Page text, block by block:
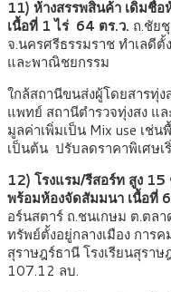
11) ห้างสรรพสินค้า เดิมชื่
เนื้อที่ 1 ไร่ 64 ตร.ว. ถ.ชัย
จ.นครศรีธรรมราช ทำเลดีตั้
และพาณิชยกรรม
ใกล้สถานีขนส่งผู้โดยสารทุ่ง
แพทย์ สถานีตำรวจทุ่งสง แล
มูลค่าเพิ่มเป็น Mix use เช่
เป็นต้น ปรับลดราคาพิเศษ
12) โรงแรม/รีสอร์ท สูง
พร้อมห้องจัดสัมมนา เนื้อที่
อร์นสตาร์ ถ.ชนเกษม ต.ตล
ทรัพย์ตั้งอยู่กลางเมือง การ
สุราษฎร์ธานี โรงเรียนสุรา
107.12 ลบ.